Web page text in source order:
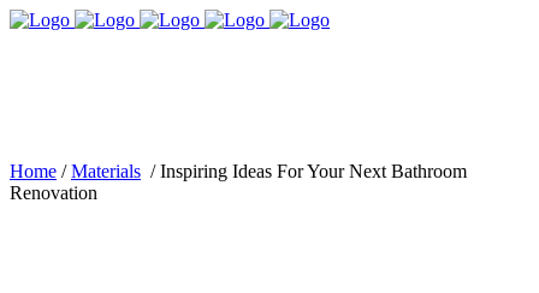
Home /Materials /Inspiring Ideas For Your Next Bathroom
Renovation